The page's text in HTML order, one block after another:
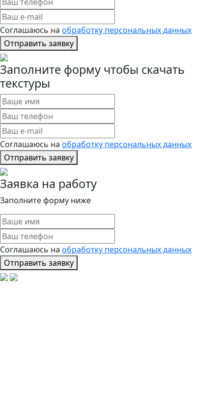
Соглашаюсь на обработку персональных данных
Отправить заявку
Заполните форму чтобы скачать
текстуры
Соглашаюсь на обработку персональных данных
Отправить заявку
Заявка на работу
Заполните форму ниже
Соглашаюсь на обработку персональных данных
Отправить заявку